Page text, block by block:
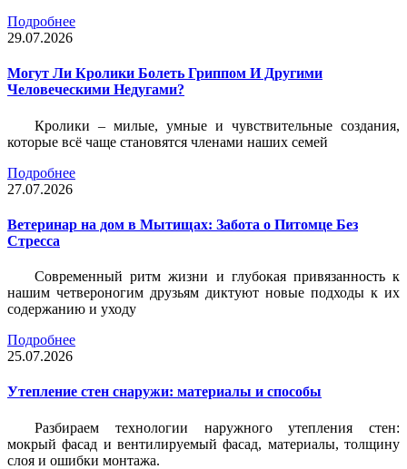
Подробнее
29.07.2026
Могут Ли Кролики Болеть Гриппом И Другими
Человеческими Недугами?
Кролики – милые, умные и чувствительные создания,
которые всё чаще становятся членами наших семей
Подробнее
27.07.2026
Ветеринар на дом в Мытищах: Забота о Питомце Без
Стресса
Современный ритм жизни и глубокая привязанность к
нашим четвероногим друзьям диктуют новые подходы к их
содержанию и уходу
Подробнее
25.07.2026
Утепление стен снаружи: материалы и способы
Разбираем технологии наружного утепления стен:
мокрый фасад и вентилируемый фасад, материалы, толщину
слоя и ошибки монтажа.